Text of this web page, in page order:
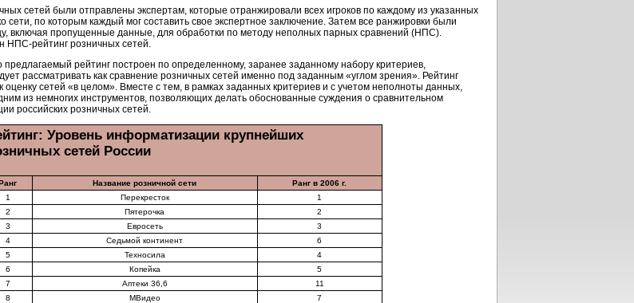
сетей были отправлены экспертам, которые отранжировали всех игроков по каждому из указанных
сети, по которым каждый мог составить свое экспертное заключение. Затем все ранжировки были
включая пропущенные данные, для обработки по методу неполных парных сравнений (НПС).
НПС-рейтинг розничных сетей.
предлагаемый рейтинг построен по определенному, заранее заданному набору критериев,
рассматривать как сравнение розничных сетей именно под заданным «углом зрения». Рейтинг
оценку сетей «в целом». Вместе с тем, в рамках заданных критериев и с учетом неполноты данных,
из немногих инструментов, позволяющих делать обоснованные суждения о сравнительном
российских розничных сетей.
Уровень информатизации крупнейших
сетей России
Название розничной сети
Ранг в 2006 г.
1
Перекресток
1
2
Пятерочка
2
3
Евросеть
3
4
Седьмой континент
6
5
Техносила
4
6
Копейка
5
7
Аптеки 36,6
11
8
МВидео
7